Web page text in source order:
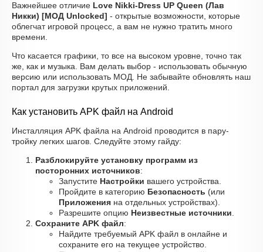
Важнейшее отличие Love Nikki-Dress UP Queen (Лав
Никки) [МОД Unlocked] - открытые возможности, которые
облегчат игровой процесс, а вам не нужно тратить много
времени.
Что касается графики, то все на высоком уровне, точно так
же, как и музыка. Вам делать выбор - использовать обычную
версию или использовать МОД. Не забывайте обновлять наш
портал для загрузки крутых приложений.
Как установить APK файл на Android
Инсталляция APK файла на Android проводится в пару-
тройку легких шагов. Следуйте этому гайду:
Разблокируйте установку программ из
посторонних источников:
Запустите Настройки вашего устройства.
Пройдите в категорию Безопасность (или
Приложения на отдельных устройствах).
Разрешите опцию Неизвестные источники
Сохраните APK файл:
Найдите требуемый APK файл в онлайне и
сохраните его на текущее устройство.